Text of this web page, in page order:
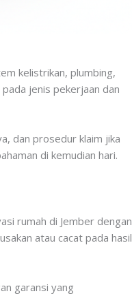
kelistrikan, plumbing,
jenis pekerjaan dan
dan prosedur klaim jika
di kemudian hari.
rumah di Jember dengan
atau cacat pada hasil
garansi yang